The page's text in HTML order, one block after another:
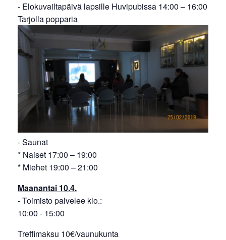
- Elokuvailtapäivä lapsille Huvipubissa 14:00 – 16:00
Tarjolla popparia
- Saunat
* Naiset 17:00 – 19:00
* Miehet 19:00 – 21:00
Maanantai 10.4.
- Toimisto palvelee klo.:
10:00 - 15:00
Treffimaksu 10€/vaunukunta